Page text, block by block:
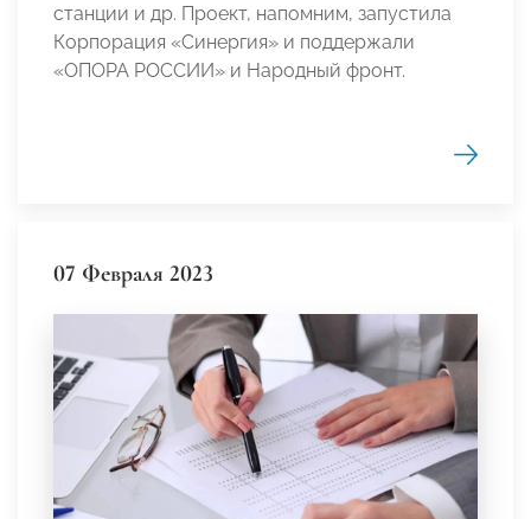
станции и др. Проект, напомним, запустила
Корпорация «Синергия» и поддержали
«ОПОРА РОССИИ» и Народный фронт.
07 Февраля 2023